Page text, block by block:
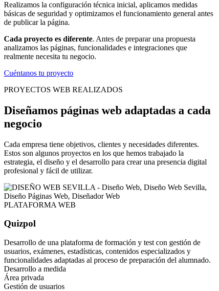
Realizamos la configuración técnica inicial, aplicamos medidas
básicas de seguridad y optimizamos el funcionamiento general antes
de publicar la página.
Cada proyecto es diferente. Antes de preparar una propuesta
analizamos las páginas, funcionalidades e integraciones que
realmente necesita tu negocio.
Cuéntanos tu proyecto
PROYECTOS WEB REALIZADOS
Diseñamos páginas web adaptadas a cada
negocio
Cada empresa tiene objetivos, clientes y necesidades diferentes.
Estos son algunos proyectos en los que hemos trabajado la
estrategia, el diseño y el desarrollo para crear una presencia digital
profesional y fácil de utilizar.
PLATAFORMA WEB
Quizpol
Desarrollo de una plataforma de formación y test con gestión de
usuarios, exámenes, estadísticas, contenidos especializados y
funcionalidades adaptadas al proceso de preparación del alumnado.
Desarrollo a medida
Área privada
Gestión de usuarios